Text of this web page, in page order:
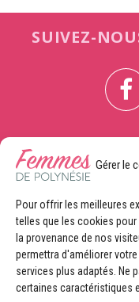
Gérer le
Pour offrir les meilleures
telles que les cookies
la provenance de nos
permettra d'améliorer
services plus adaptés. Ne
certaines caractéristiques
SUIVEZ-
CONTACTEZ-
CONTRIBUTRICE
Envoyez-nous vos
photos
ANNONCEURS